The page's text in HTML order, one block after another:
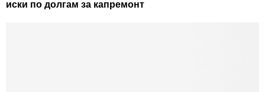
иски по долгам за капремонт